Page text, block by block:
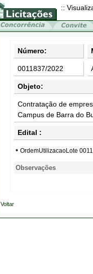
::
Número:
0011837/2022
Objeto:
Contratação de
Campus de Barra do
Edital :
• OrdemUtilizacaoLote
Observações
Voltar